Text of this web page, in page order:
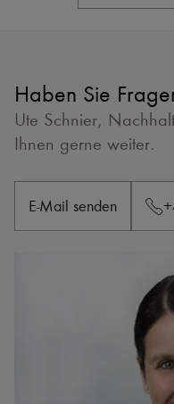
Haben Sie
Ute Schnier,
Ihnen gerne weiter.
E-Mail senden